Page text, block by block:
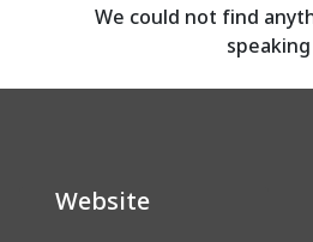
We could not find
speaking
Website